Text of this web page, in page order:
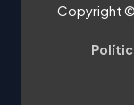
Copyright ©